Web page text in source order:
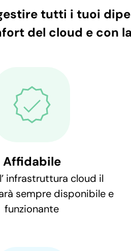
tutti i tuoi
del cloud e con
Affidabile
infrastruttura cloud il
sempre disponibile e
funzionante